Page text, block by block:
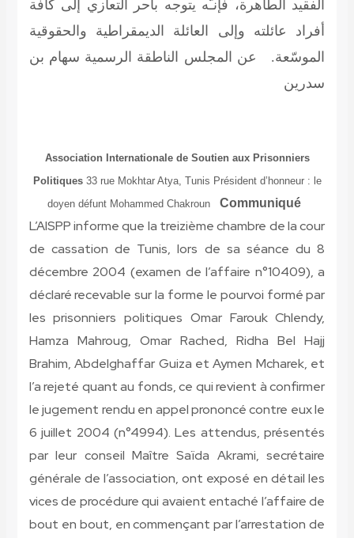
الفقيد الطاهرة، فإنـّه يتوجه بأحر التعازي إلى كافة
أفراد عائلته وإلى العائلة الديمقراطية والحقوقية
الموسّعة. عن المجلس الناطقة الرسمية سهام بن
سدرين
Association Internationale de Soutien aux Prisonniers
Politiques33 rue Mokhtar Atya, Tunis Président d’honneur : le
doyen défunt Mohammed Chakroun Communiqué
L’AISPP informe que la treizième chambre de la cour
de cassation de Tunis, lors de sa séance du 8
décembre 2004 (examen de l’affaire n°10409), a
déclaré recevable sur la forme le pourvoi formé par
les prisonniers politiques Omar Farouk Chlendy,
Hamza Mahroug, Omar Rached, Ridha Bel Hajj
Brahim, Abdelghaffar Guiza et Aymen Mcharek, et
l’a rejeté quant au fonds, ce qui revient à confirmer
le jugement rendu en appel prononcé contre eux le
6 juillet 2004 (n°4994). Les attendus, présentés
par leur conseil Maître Saïda Akrami, secrétaire
générale de l’association, ont exposé en détail les
vices de procédure qui avaient entaché l’affaire de
bout en bout, en commençant par l’arrestation de